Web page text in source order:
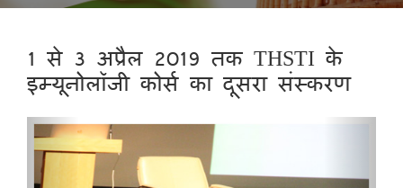
1 से 3 अप्रैल 2019 तक THSTI के
इम्यूनोलॉजी कोर्स का दूसरा संस्करण
Previous